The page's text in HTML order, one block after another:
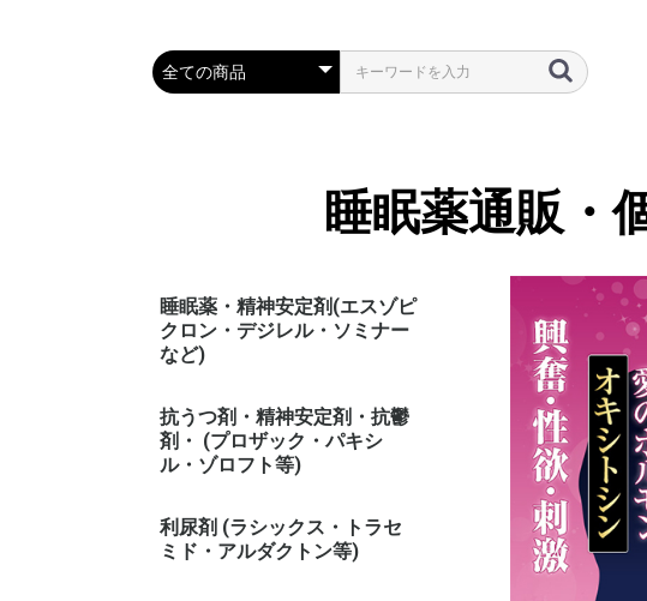
睡眠薬通販・
睡眠薬・精神安定剤(エスゾピ
クロン・デジレル・ソミナー
など)
抗うつ剤・精神安定剤・抗鬱
剤・ (プロザック・パキシ
ル・ゾロフト等)
利尿剤 (ラシックス・トラセ
ミド・アルダクトン等)